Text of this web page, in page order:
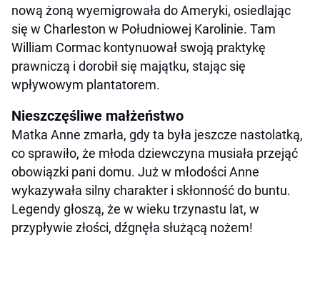
nową żoną wyemigrowała do Ameryki, osiedlając
się w Charleston w Południowej Karolinie. Tam
William Cormac kontynuował swoją praktykę
prawniczą i dorobił się majątku, stając się
wpływowym plantatorem.
Nieszczęśliwe małżeństwo
Matka Anne zmarła, gdy ta była jeszcze nastolatką,
co sprawiło, że młoda dziewczyna musiała przejąć
obowiązki pani domu. Już w młodości Anne
wykazywała silny charakter i skłonność do buntu.
Legendy głoszą, że w wieku trzynastu lat, w
przypływie złości, dźgnęła służącą nożem!